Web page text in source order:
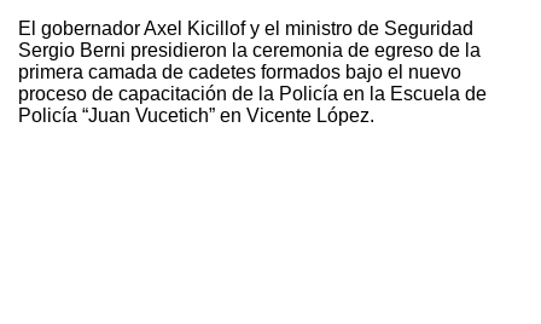
El gobernador Axel Kicillof y el ministro de Seguridad
Sergio Berni presidieron la ceremonia de egreso de la
primera camada de cadetes formados bajo el nuevo
proceso de capacitación de la Policía en la Escuela de
Policía “Juan Vucetich” en Vicente López.